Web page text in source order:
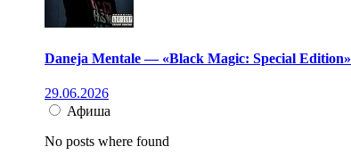
Daneja Mentale — «Black Magic: Special Edition»
29.06.2026
Афиша
No posts where found